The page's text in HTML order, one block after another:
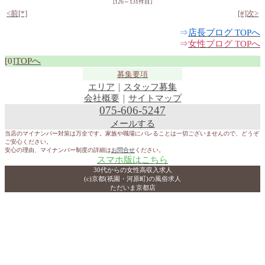
[126～131件目]
<前[*] [#]次>
⇒店長ブログ TOPへ
⇒女性ブログ TOPへ
[0]TOPへ
募集要項
エリア
スタッフ募集
会社概要｜ サイトマップ
075-606-5247
メールする
当店のマイナンバー対策は万全です。家族や職場にバレることは一切ございませんので、どうぞ
ご安心ください。
安心の理由、マイナンバー制度の詳細はお問合せください。
スマホ版はこちら
30代からの女性高収入求人
(c)京都(祇園・河原町)の風俗求人
ただいま京都店